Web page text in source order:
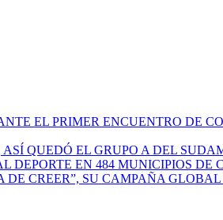
EL PRIMER ENCUENTRO DE
QUEDÓ EL GRUPO A DEL
DEPORTE EN 484 MUNICIPIOS
DE CREER”, SU CAMPAÑA